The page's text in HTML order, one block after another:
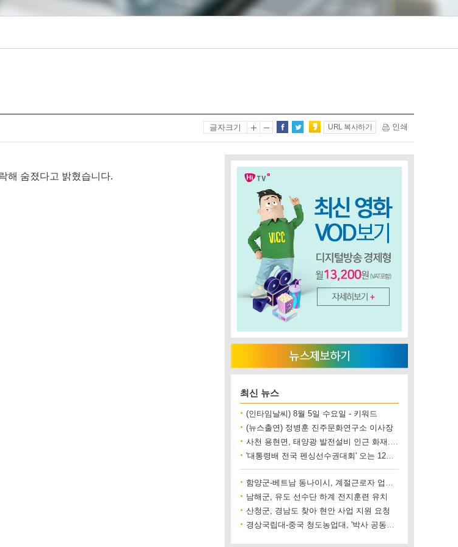
글자크기 URL 복사하기 인쇄
해 숨졌다고 밝혔습니다.
최신 뉴스
(인타임날씨) 8월 5일 수요일 - 키워드
(뉴스출연) 정병훈 진주문화연구소 이사장
사천 용현면, 태양광 발전설비 인근 화재..재산 피해 500만 원 상당
'대통령배 전국 펜싱선수권대회' 오는 12일 진주에서 개최
함양군-베트남 동나이시, 계절근로자 업무협약 체결
남해군, 유도 선수단 하계 전지훈련 유치
산청군, 경남도 찾아 현안 사업 지원 요청
경상국립대-중국 청도농업대, '박사 공동양성' 업무협약 체결